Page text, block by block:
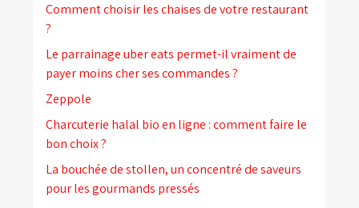
Comment choisir les chaises de votre restaurant
?
Le parrainage uber eats permet-il vraiment de
payer moins cher ses commandes ?
Zeppole
Charcuterie halal bio en ligne : comment faire le
bon choix ?
La bouchée de stollen, un concentré de saveurs
pour les gourmands pressés